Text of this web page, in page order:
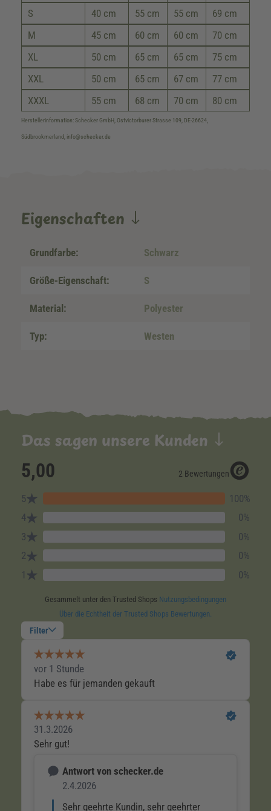
S 40 cm 55 cm 69 cm
55 cm
M
45 cm 60 cm 70 cm
60 cm
XL
50 cm 65 cm 75 cm
65 cm
XXL
50 cm 65 cm 77 cm
67 cm
XXXL
55 cm 68 cm 80 cm
70 cm
Herstellerinformation: Schecker GmbH, Ostvictorburer Strasse 109, DE-26624,
Südbrookmerland, info@schecker.de
Eigenschaften
Grundfarbe: Schwarz
Größe-Eigenschaft: S
Material: Polyester
Typ: Westen
Das sagen unsere Kunden